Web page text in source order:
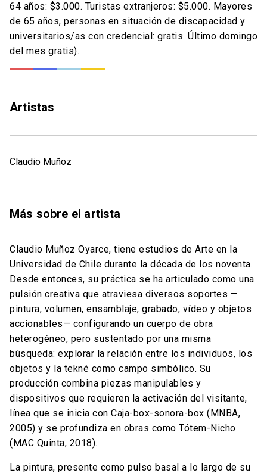
64 años: $3.000. Turistas extranjeros: $5.000. Mayores
de 65 años, personas en situación de discapacidad y
universitarios/as con credencial: gratis. Último domingo
del mes gratis).
Artistas
Claudio Muñoz
Más sobre el artista
Claudio Muñoz Oyarce, tiene estudios de Arte en la
Universidad de Chile durante la década de los noventa.
Desde entonces, su práctica se ha articulado como una
pulsión creativa que atraviesa diversos soportes —
pintura, volumen, ensamblaje, grabado, vídeo y objetos
accionables— configurando un cuerpo de obra
heterogéneo, pero sustentado por una misma
búsqueda: explorar la relación entre los individuos, los
objetos y la tekné como campo simbólico. Su
producción combina piezas manipulables y
dispositivos que requieren la activación del visitante,
línea que se inicia con Caja-box-sonora-box (MNBA,
2005) y se profundiza en obras como Tótem-Nicho
(MAC Quinta, 2018).
La pintura, presente como pulso basal a lo largo de su